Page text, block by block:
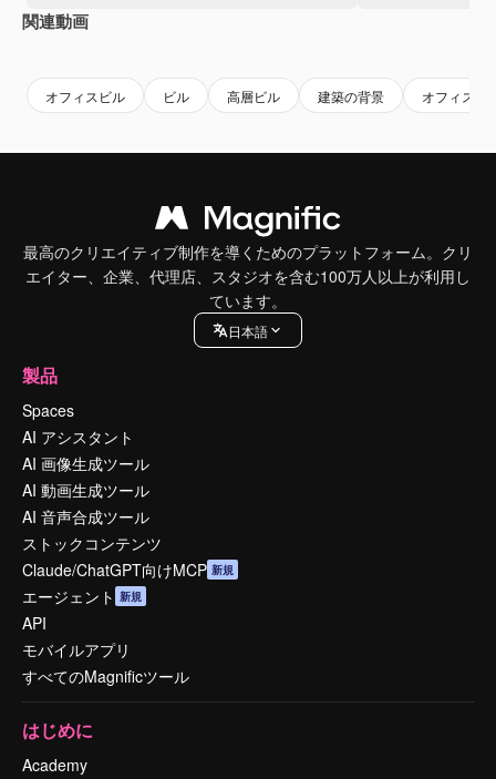
関連動画
オフィスビル ビル 高層ビル 建築の背景 オフィス街
最高のクリエイティブ制作を導くためのプラットフォーム。クリ
エイター、企業、代理店、スタジオを含む100万人以上が利用し
ています。
日本語
製品
Spaces
AI アシスタント
AI 画像生成ツール
AI 動画生成ツール
AI 音声合成ツール
ストックコンテンツ
Claude/ChatGPT向けMCP 新規
エージェント 新規
API
モバイルアプリ
すべてのMagnificツール
はじめに
Academy